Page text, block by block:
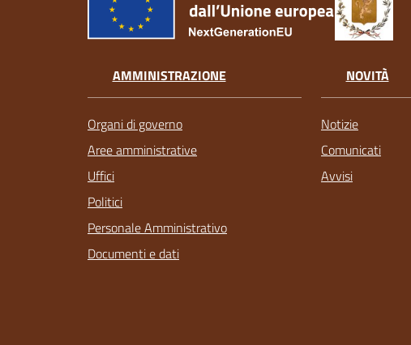
AMMINISTRAZIONE
Organi di governo
Aree amministrative
Uffici
Politici
Personale Amministrativo
Documenti e dati
NOVITÀ
Notizie
Comunicati
Avvisi